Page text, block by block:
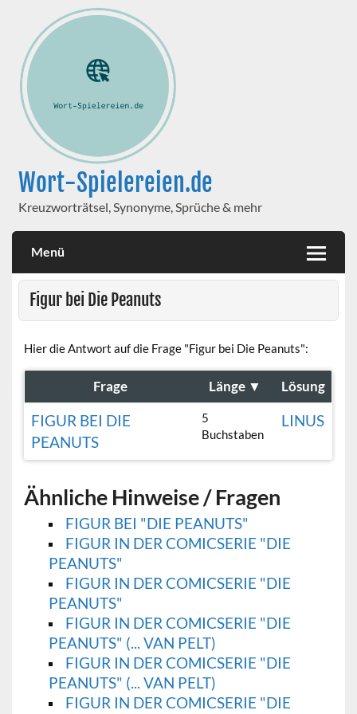
Wort-Spielereien.de
Kreuzworträtsel, Synonyme, Sprüche & mehr
Menü
Figur bei Die Peanuts
Hier die Antwort auf die Frage "Figur bei Die Peanuts":
Frage Länge ▼ Lösung
FIGUR BEI DIE
PEANUTS
5
Buchstaben
LINUS
Ähnliche Hinweise / Fragen
FIGUR BEI "DIE PEANUTS"
FIGUR IN DER COMICSERIE "DIE
PEANUTS"
FIGUR IN DER COMICSERIE "DIE
PEANUTS"
FIGUR IN DER COMICSERIE "DIE
PEANUTS" (... VAN PELT)
FIGUR IN DER COMICSERIE "DIE
PEANUTS" (... VAN PELT)
FIGUR IN DER COMICSERIE "DIE